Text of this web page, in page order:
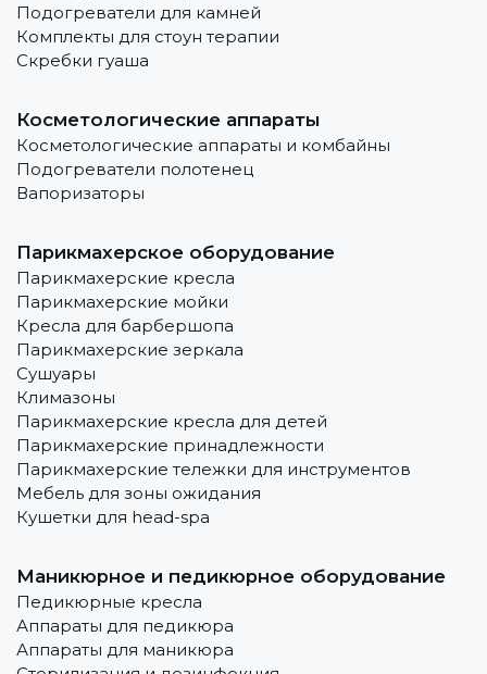
Подогреватели для камней
Комплекты для стоун терапии
Скребки гуаша
Косметологические аппараты
Косметологические аппараты и комбайны
Подогреватели полотенец
Вапоризаторы
Парикмахерское оборудование
Парикмахерские кресла
Парикмахерские мойки
Кресла для барбершопа
Парикмахерские зеркала
Сушуары
Климазоны
Парикмахерские кресла для детей
Парикмахерские принадлежности
Парикмахерские тележки для инструментов
Мебель для зоны ожидания
Кушетки для head-spa
Маникюрное и педикюрное оборудование
Педикюрные кресла
Аппараты для педикюра
Аппараты для маникюра